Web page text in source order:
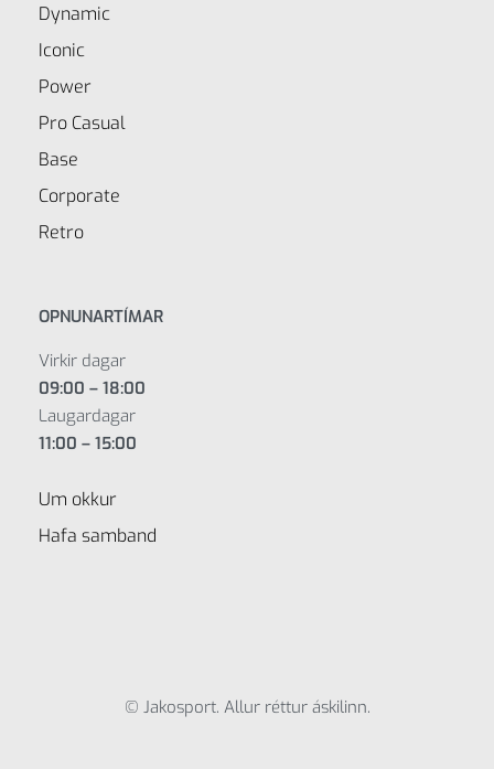
Dynamic
Iconic
Power
Pro Casual
Base
Corporate
Retro
OPNUNARTÍMAR
Virkir dagar
09:00 – 18:00
Laugardagar
11:00 – 15:00
Um okkur
Hafa samband
© Jakosport. Allur réttur áskilinn.